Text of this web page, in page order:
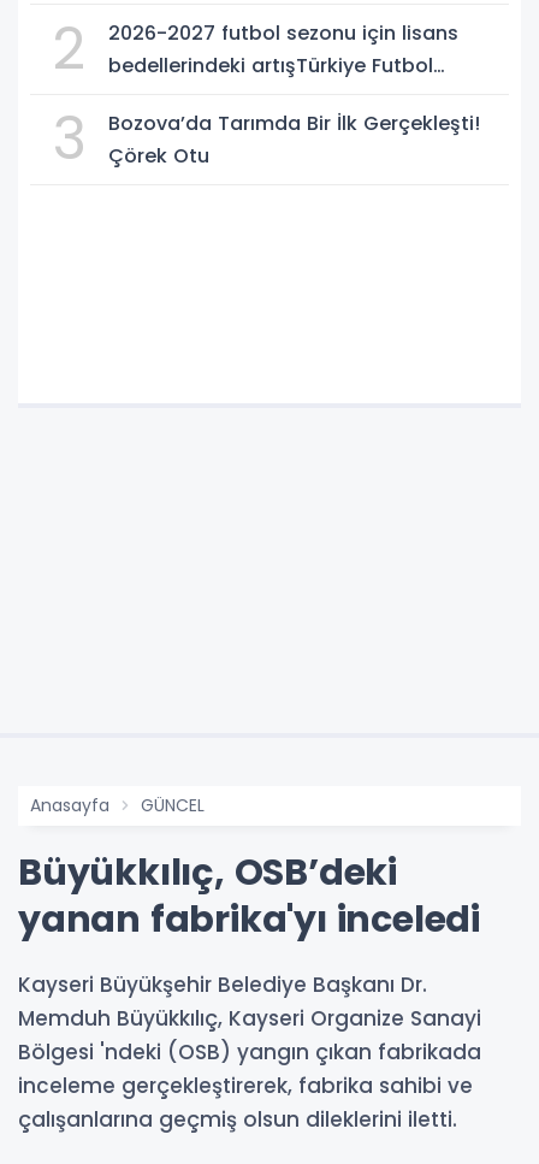
2
2026-2027 futbol sezonu için lisans
bedellerindeki artışTürkiye Futbol
3
Bozova’da Tarımda Bir İlk Gerçekleşti!
Çörek Otu
Anasayfa GÜNCEL
Büyükkılıç, OSB’deki
yanan fabrika'yı inceledi
Kayseri Büyükşehir Belediye Başkanı Dr.
Memduh Büyükkılıç, Kayseri Organize Sanayi
Bölgesi 'ndeki (OSB) yangın çıkan fabrikada
inceleme gerçekleştirerek, fabrika sahibi ve
çalışanlarına geçmiş olsun dileklerini iletti.